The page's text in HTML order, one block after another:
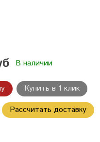
В наличии
Купить в 1 клик
Рассчитать доставку